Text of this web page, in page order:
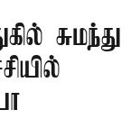
சுமந்து